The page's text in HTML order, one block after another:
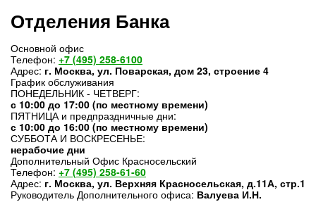
Отделения Банка
Основной офис
Телефон: +7 (495) 258-6100
Адрес: г. Москва, ул. Поварская, дом 23, строение 4
График обслуживания
ПОНЕДЕЛЬНИК - ЧЕТВЕРГ:
с 10:00 до 17:00 (по местному времени)
ПЯТНИЦА и предпраздничные дни:
с 10:00 до 16:00 (по местному времени)
СУББОТА И ВОСКРЕСЕНЬЕ:
нерабочие дни
Дополнительный Офис Красносельский
Телефон: +7 (495) 258-61-60
Адрес: г. Москва, ул. Верхняя Красносельская, д.11А, стр.1
Руководитель Дополнительного офиса: Валуева И.Н.